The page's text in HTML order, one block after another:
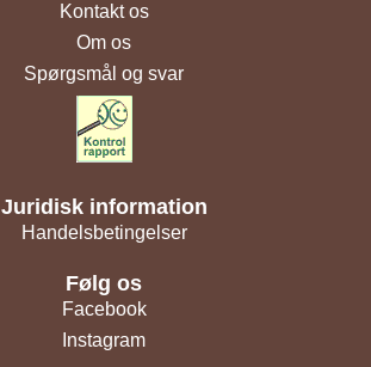
Kontakt os
Om os
Spørgsmål og svar
Juridisk information
Handelsbetingelser
Følg os
Facebook
Instagram